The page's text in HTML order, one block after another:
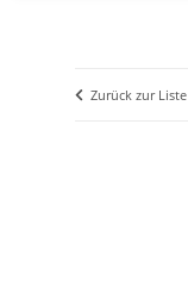
Zurück zur Liste